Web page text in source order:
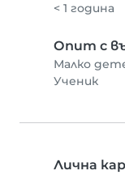
< 1 година
Опит с
Малко
Ученик
Лична